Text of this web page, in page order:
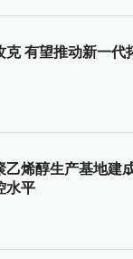
克 有望推动新一代
乙烯醇生产基地建
水平